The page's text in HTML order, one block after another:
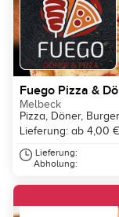
Fuego Pizza &
Melbeck
Pizza, Döner,
Lieferung: ab 4,00 €
Lieferung:
Abholung: